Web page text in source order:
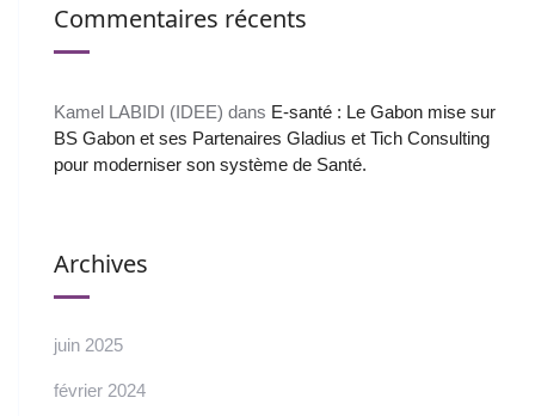
Commentaires récents
Kamel LABIDI (IDEE) dans E-santé : Le Gabon mise sur
BS Gabon et ses Partenaires Gladius et Tich Consulting
pour moderniser son système de Santé.
Archives
juin 2025
février 2024